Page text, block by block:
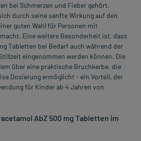
bei Schmerzen und Fieber gehört.
durch seine sanfte Wirkung auf den
guten Wahl für Personen mit
Eine weitere Besonderheit ist, dass
Tabletten bei Bedarf auch während der
eingenommen werden können. Die
über eine praktische Bruchkerbe, die
Dosierung ermöglicht - ein Vorteil, der
für Kinder ab 4 Jahren von
AbZ 500 mg Tabletten im